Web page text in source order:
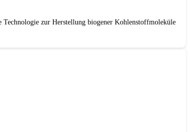
zur Herstellung biogener Kohlenstoffmoleküle